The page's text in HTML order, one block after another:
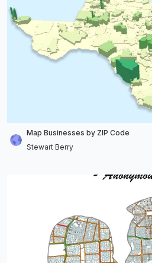
Map Businesses by ZIP Code
Stewart Berry